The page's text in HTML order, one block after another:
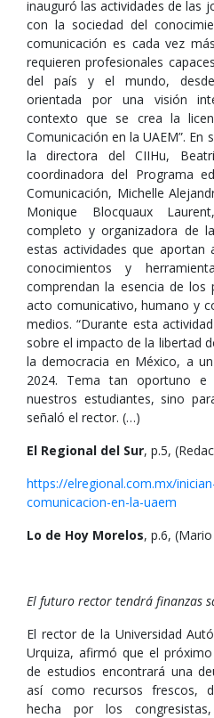
inauguró las actividades de las
con la sociedad del
comunicación es cada vez
requieren profesionales
del país y el mundo,
orientada por una visión
contexto que se crea la
Comunicación en la UAEM”.
la directora del CIIHu,
coordinadora del Programa
Comunicación, Michelle
Monique Blocquaux
completo y organizadora de
estas actividades que
conocimientos y
comprendan la esencia de
acto comunicativo, humano y
medios. “Durante esta
sobre el impacto de la libertad
la democracia en México, a
2024. Tema tan oportuno
nuestros estudiantes, sino
señaló el rector. (…)
El Regional del Sur, p.5,
https://elregional.com.mx/
comunicacion-en-la-uaem
Lo de Hoy Morelos, p.6,
El futuro rector tendrá finanzas
El rector de la Universidad
Urquiza, afirmó que el
de estudios encontrará una
así como recursos frescos,
hecha por los